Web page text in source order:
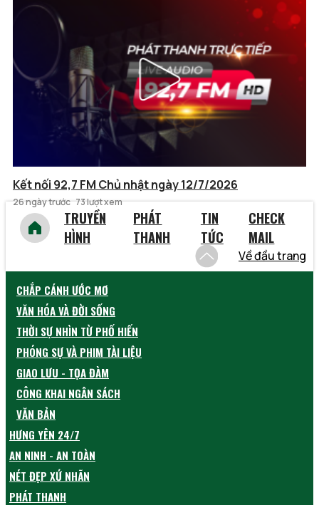
Kết nối 92,7 FM Chủ nhật ngày 12/7/2026
26 ngày trước 73 lượt xem
TRUYỀN
HÌNH
PHÁT
THANH
TIN
TỨC
CHECK
MAIL
Về đầu trang
CHẮP CÁNH ƯỚC MƠ
VĂN HÓA VÀ ĐỜI SỐNG
THỜI SỰ NHÌN TỪ PHỐ HIẾN
PHÓNG SỰ VÀ PHIM TÀI LIỆU
GIAO LƯU - TỌA ĐÀM
CÔNG KHAI NGÂN SÁCH
VĂN BẢN
HƯNG YÊN 24/7
AN NINH - AN TOÀN
NÉT ĐẸP XỨ NHÃN
PHÁT THANH